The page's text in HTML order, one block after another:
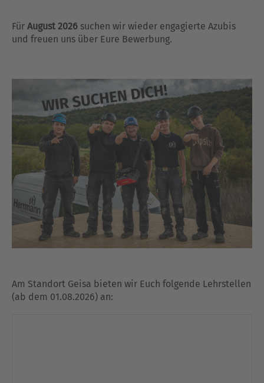
Für August 2026 suchen wir wieder engagierte Azubis
und freuen uns über Eure Bewerbung.
Am Standort Geisa bieten wir Euch folgende Lehrstellen
(ab dem 01.08.2026) an: